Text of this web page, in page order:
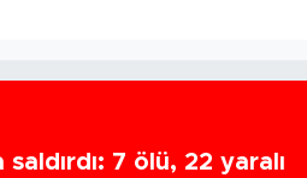
7 ölü, 22 yaralı